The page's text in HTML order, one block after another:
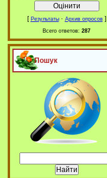
[ Результаты· Архив опросов]
Всего ответов: 287
Пошук